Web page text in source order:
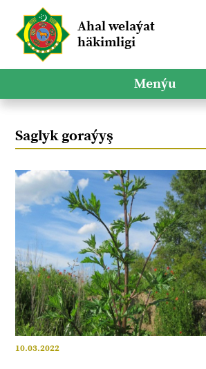
Ahal welaýat
häkimligi
Menýu
Saglyk goraýyş
10.03.2022